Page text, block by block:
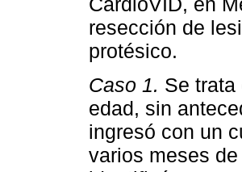
resección de
protésico.
Caso 1. Se
edad, sin
ingresó con un
varios meses